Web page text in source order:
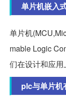
单片机嵌入
单片机
mable Logic
们在设计和应用
plc与单片机